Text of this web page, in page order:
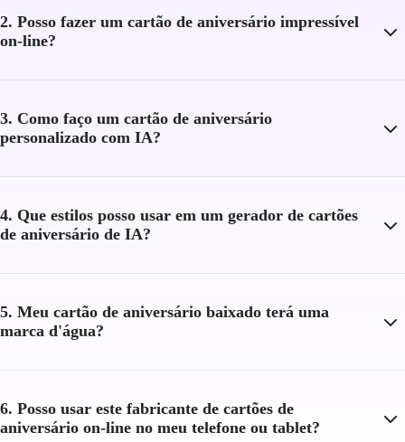
2. Posso fazer um cartão de aniversário impressível
on-line?
3. Como faço um cartão de aniversário
personalizado com IA?
4. Que estilos posso usar em um gerador de cartões
de aniversário de IA?
5. Meu cartão de aniversário baixado terá uma
marca d'água?
6. Posso usar este fabricante de cartões de
aniversário on-line no meu telefone ou tablet?